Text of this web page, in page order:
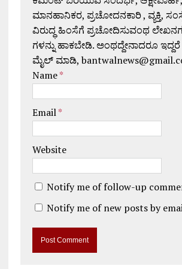
ಮಾನಹಾನಿಕರ, ಪ್ರಚೋದನಕಾರಿ , ವ್ಯಕ್ತಿ,
ವಿರುದ್ಧ ಹಿಂಸೆಗೆ ಪ್ರಚೋದಿಸುವಂಥ
ಗಳನ್ನು ಹಾಕಬೇಡಿ. ಅಂಥದ್ದೇನಾದರೂ
ಮೈಲ್ ಮಾಡಿ,
Name*
Email*
Website
Notify me of follow-up
Notify me of new posts by